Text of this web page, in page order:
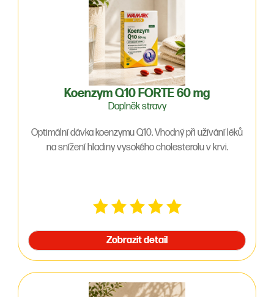
Koenzym Q10 FORTE 60 mg
Doplněk stravy
Optimální dávka koenzymu Q10. Vhodný při užívání léků
na snížení hladiny vysokého cholesterolu v krvi.
Zobrazit detail